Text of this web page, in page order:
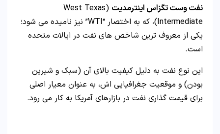
نفت وست تگزاس اینترمدیت (West Texas
Intermediate)، که به اختصار “WTI” نیز نامیده می شود؛
یکی از معروف ترین شاخص های نفت در ایالات متحده
است.
این نوع نفت به دلیل کیفیت بالای آن (سبک و شیرین
بودن) و موقعیت جغرافیایی اش، به عنوان معیار اصلی
برای قیمت گذاری نفت در بازارهای آمریکا به کار می رود.